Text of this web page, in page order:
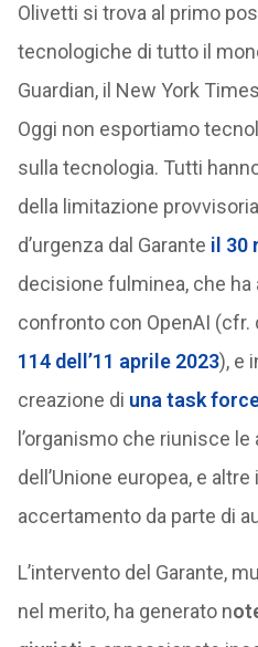
Olivetti si trova al primo
tecnologiche di tutto il
Guardian, il New York
Oggi non esportiamo
sulla tecnologia. Tutti
della limitazione
d’urgenza dal Garante il 30
decisione fulminea, che ha
confronto con OpenAI (cfr.
114 dell’11 aprile 2023), e
creazione di una task
l’organismo che riunisce
dell’Unione europea, e
accertamento da parte di
L’intervento del Garante,
nel merito, ha generato n